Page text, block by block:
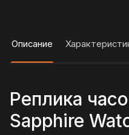
Описание
Реплика
Sapphire